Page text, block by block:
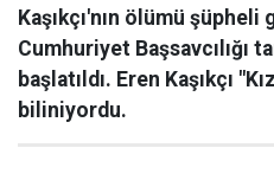
Kaşıkçı'nın ölümü
Cumhuriyet Başsavcılığı
başlatıldı. Eren Kaşıkçı
biliniyordu.